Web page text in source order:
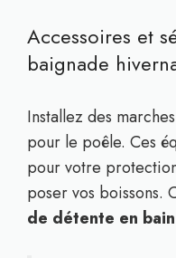
Accessoires et
baignade
Installez des
pour le poêle. Ces
pour votre
poser vos boissons.
de détente en